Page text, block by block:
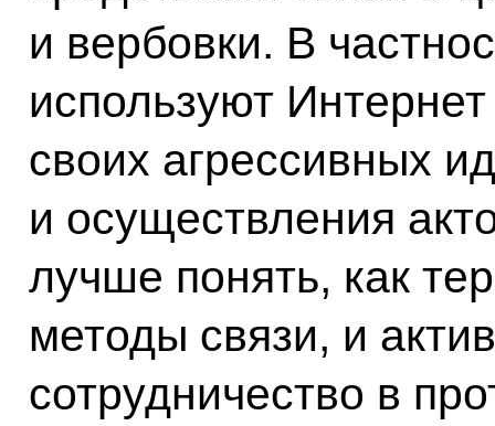
и вербовки. В
используют
своих агрессивных
и осуществления
лучше понять, как
методы связи, и
сотрудничество в